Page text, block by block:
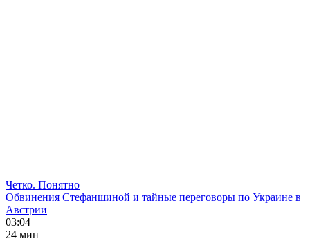
Четко. Понятно
Обвинения Стефаншиной и тайные переговоры по Украине в
Австрии
03:04
24 мин